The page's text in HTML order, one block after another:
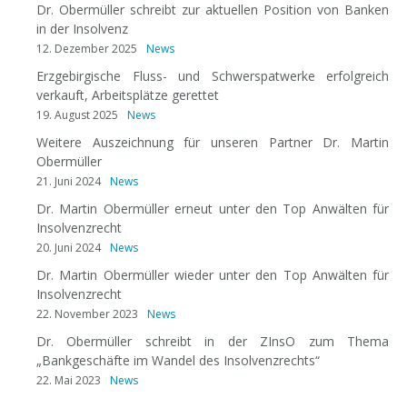
Dr. Obermüller schreibt zur aktuellen Position von Banken
in der Insolvenz
12. Dezember 2025 News
Erzgebirgische Fluss- und Schwerspatwerke erfolgreich
verkauft, Arbeitsplätze gerettet
19. August 2025 News
Weitere Auszeichnung für unseren Partner Dr. Martin
Obermüller
21. Juni 2024 News
Dr. Martin Obermüller erneut unter den Top Anwälten für
Insolvenzrecht
20. Juni 2024 News
Dr. Martin Obermüller wieder unter den Top Anwälten für
Insolvenzrecht
22. November 2023 News
Dr. Obermüller schreibt in der ZInsO zum Thema
„Bankgeschäfte im Wandel des Insolvenzrechts“
22. Mai 2023 News